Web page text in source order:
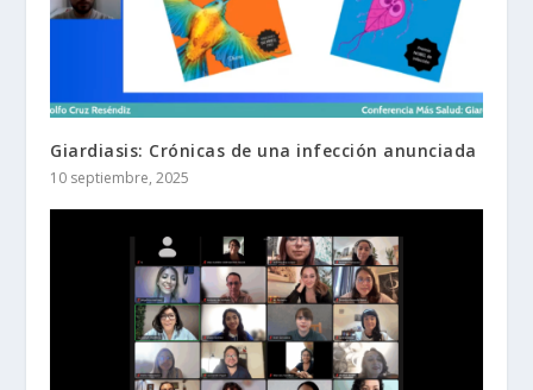
Giardiasis: Crónicas de una infección anunciada
10 septiembre, 2025